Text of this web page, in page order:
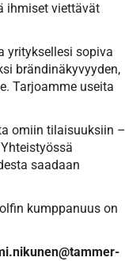
ihmiset viettävät
yrityksellesi sopiva
brändinäkyvyyden,
Tarjoamme useita
omiin tilaisuuksiin –
saadaan
kumppanuus on